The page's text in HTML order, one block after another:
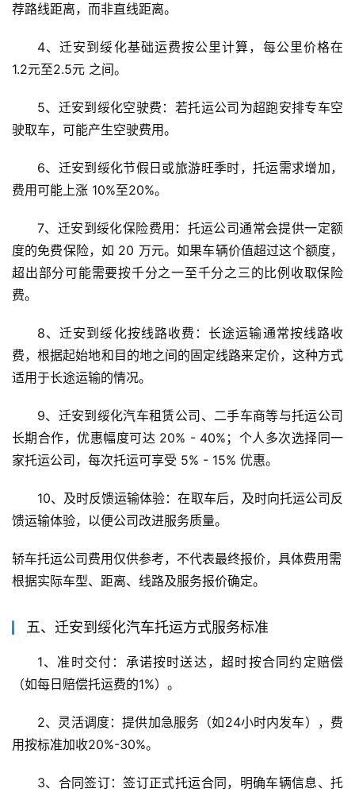
荐路线距离，而非直线距离。
4、迁安到绥化基础运费按公里计算，每公里价格在
1.2元至2.5元 之间。
5、迁安到绥化空驶费：若托运公司为超跑安排专车空
驶取车，可能产生空驶费用。
6、迁安到绥化节假日或旅游旺季时，托运需求增加，
费用可能上涨 10%至20%。
7、迁安到绥化保险费用：托运公司通常会提供一定额
度的免费保险，如 20 万元。如果车辆价值超过这个额度，
超出部分可能需要按千分之一至千分之三的比例收取保险
费。
8、迁安到绥化按线路收费：长途运输通常按线路收
费，根据起始地和目的地之间的固定线路来定价，这种方式
适用于长途运输的情况。
9、迁安到绥化汽车租赁公司、二手车商等与托运公司
长期合作，优惠幅度可达 20% - 40%；个人多次选择同一
家托运公司，每次托运可享受 5% - 15% 优惠。
10、及时反馈运输体验：在取车后，及时向托运公司反
馈运输体验，以便公司改进服务质量。
轿车托运公司费用仅供参考，不代表最终报价，具体费用需
根据实际车型、距离、线路及服务报价确定。
五、迁安到绥化汽车托运方式服务标准
1、准时交付：承诺按时送达，超时按合同约定赔偿
（如每日赔偿托运费的1%）。
2、灵活调度：提供加急服务（如24小时内发车），费
用按标准加收20%-30%。
3、合同签订：签订正式托运合同，明确车辆信息、托